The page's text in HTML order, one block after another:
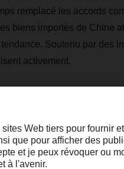
remplacé les accords
biens importés de Chine
tendance. Soutenu par des
activement.
surtout en
à long terme
adaptabilité